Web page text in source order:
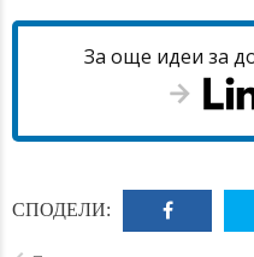
За още идеи за
СПОДЕЛИ: